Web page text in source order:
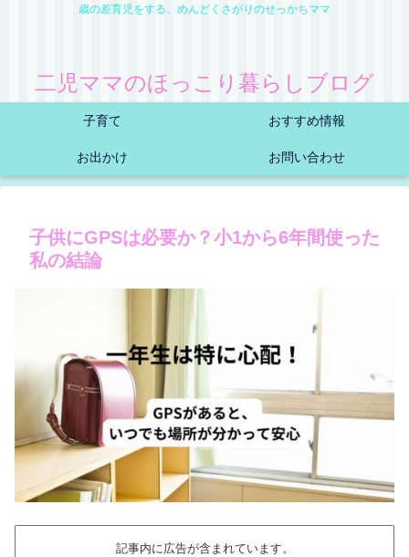
歳の差育児をする、めんどくさがりのせっかちママ
二児ママのほっこり暮らしブログ
子育て おすすめ情報
お出かけ お問い合わせ
子供にGPSは必要か？小1から6年間使った
私の結論
記事内に広告が含まれています。